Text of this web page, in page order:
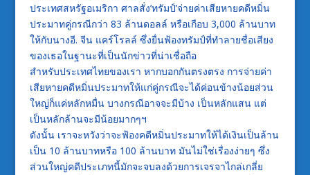
ประเทศสหรัฐอเมริกา ศาลสั่ง’ทรัมป์’จ่ายค่าเสียหายคดีหมิ่น
ประมาทคู่กรณีกว่า 83 ล้านดอลล์ หรือเกือบ 3,000 ล้านบาท
ให้กับนางอี. จีน แคร์โรลล์ ซึ่งยื่นฟ้องทรัมป์ที่ทำลายชื่อเสียง
ของเธอในฐานะที่เป็นนักข่าวที่น่าเชื่อถือ
สำหรับประเทศไทยของเรา หากบอกกันตรงตรง การจ่ายค่า
เสียหายคดีหมิ่นประมาทให้แก่คู่กรณีจะได้ค่อนข้างน้อยส่วน
ใหญ่ก็แค่หลักหมื่น บางกรณีอาจจะมีบ้าง เป็นหลักแสน แต่
เป็นหลักล้านจะมีน้อยมากๆฯ
ดังนั้น เราจะหวังว่าจะฟ้องคดีหมิ่นประมาทให้ได้เงินเป็นล้าน
เป็น 10 ล้านบาทหรือ 100 ล้านบาท มันไม่ใช่เรื่องง่ายๆ ซึ่ง
ส่วนใหญ่คดีประเภทนี้มักจะจบลงด้วยการเจรจาไกล่เกลี่ย